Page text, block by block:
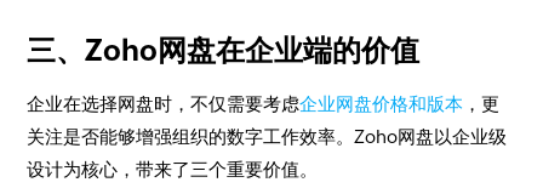
三、Zoho网盘在企业端的价值
企业在选择网盘时，不仅需要考虑企业网盘价格和版本 ，更
关注是否能够增强组织的数字工作效率。Zoho网盘以企业级
设计为核心，带来了三个重要价值。